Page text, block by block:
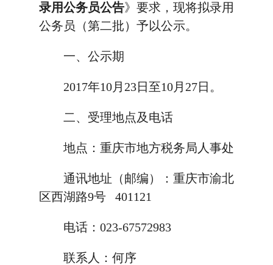
录用公务员公告》要求，现将拟录用
公务员（第二批）予以公示。
一、公示期
2017年10月23日至10月27日。
二、受理地点及电话
地点：重庆市地方税务局人事处
通讯地址（邮编）：重庆市渝北
区西湖路9号 401121
电话：023-67572983
联系人：何序